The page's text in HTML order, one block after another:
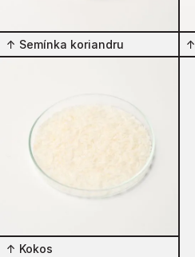
↑ Semínka koriandru ↑
↑ Kokos